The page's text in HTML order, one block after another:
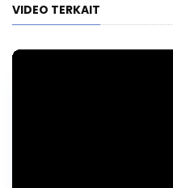
VIDEO TERKAIT